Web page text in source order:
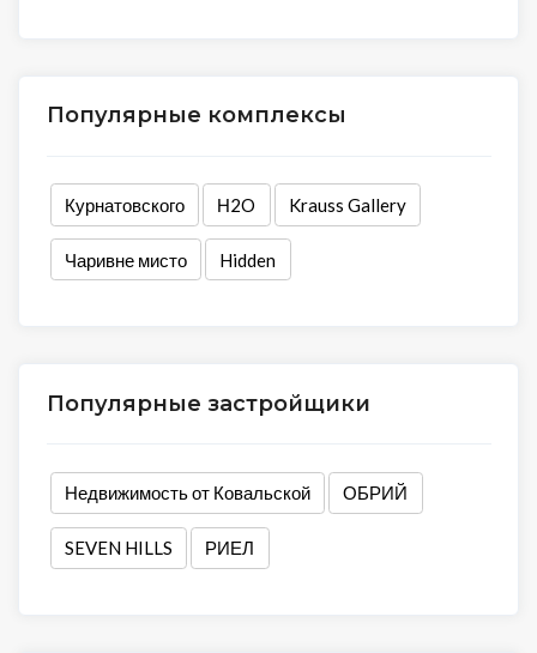
Популярные комплексы
Курнатовского Н2O Krauss Gallery
Чаривне мисто Hidden
Популярные застройщики
Недвижимость от Ковальской ОБРИЙ
SEVEN HILLS РИЕЛ